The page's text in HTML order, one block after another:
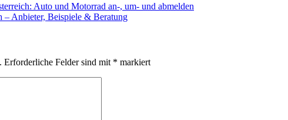
Auto und Motorrad an-, um- und abmelden
– Anbieter, Beispiele & Beratung
Erforderliche Felder sind mit * markiert